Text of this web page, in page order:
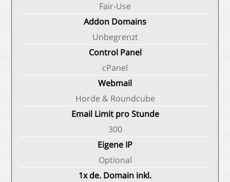
Fair-Use
Addon Domains
Unbegrenzt
Control Panel
cPanel
Webmail
Horde & Roundcube
Email Limit pro Stunde
300
Eigene IP
Optional
1x de. Domain inkl.